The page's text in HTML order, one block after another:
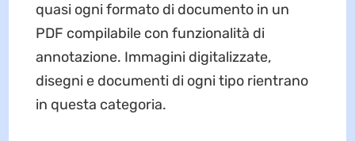
quasi ogni formato di documento in un
PDF compilabile con funzionalità di
annotazione. Immagini digitalizzate,
disegni e documenti di ogni tipo rientrano
in questa categoria.